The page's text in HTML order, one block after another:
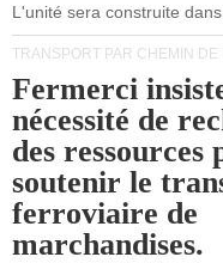
L'unité sera construite
TRANSPORT PAR CHEMIN DE
Fermerci
nécessité de
des ressources
soutenir le
ferroviaire de
marchandises.